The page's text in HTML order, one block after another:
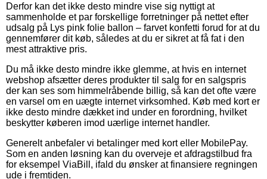
Derfor kan det ikke desto mindre vise sig nyttigt at
sammenholde et par forskellige forretninger på nettet efter
udsalg på Lys pink folie ballon – farvet konfetti forud for at du
gennemfører dit køb, således at du er sikret at få fat i den
mest attraktive pris.
Du må ikke desto mindre ikke glemme, at hvis en internet
webshop afsætter deres produkter til salg for en salgspris
der kan ses som himmelråbende billig, så kan det ofte være
en varsel om en uægte internet virksomhed. Køb med kort er
ikke desto mindre dækket ind under en forordning, hvilket
beskytter køberen imod uærlige internet handler.
Generelt anbefaler vi betalinger med kort eller MobilePay.
Som en anden løsning kan du overveje et afdragstilbud fra
for eksempel ViaBill, ifald du ønsker at finansiere regningen
ude i fremtiden.